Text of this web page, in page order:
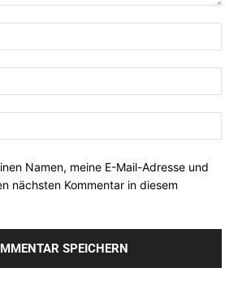
Namen, meine E-Mail-Adresse und
nächsten Kommentar in diesem